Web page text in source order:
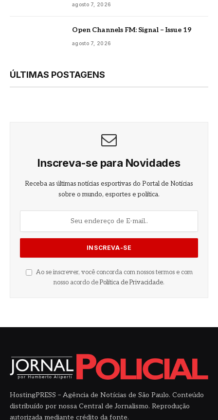
agosto 7, 2026
Open Channels FM: Signal – Issue 19
agosto 7, 2026
ÚLTIMAS POSTAGENS
Inscreva-se para Novidades
Receba as últimas notícias esportivas do Portal de Notícias
sobre o mundo, esportes e política.
Ao se inscrever, você concorda com nossos termos e com
nosso acordo de Política de Privacidade.
HostingPRESS – Agência de Notícias de São Paulo. Conteúdo
distribuído por nossa Central de Jornalismo. Reprodução
autorizada mediante crédito da fonte.